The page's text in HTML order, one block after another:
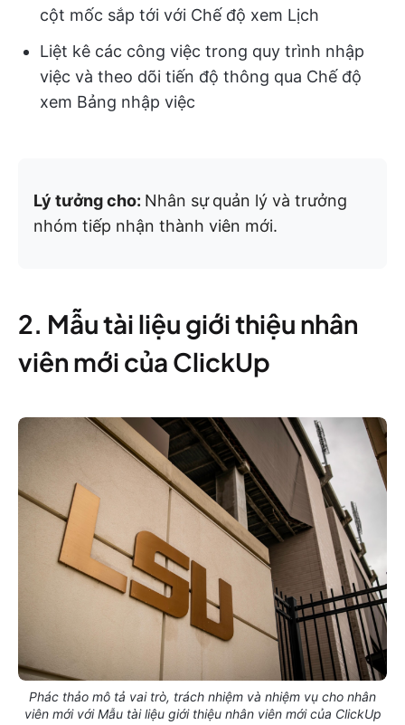
cột mốc sắp tới với Chế độ xem Lịch
Liệt kê các công việc trong quy trình nhập
việc và theo dõi tiến độ thông qua Chế độ
xem Bảng nhập việc
Lý tưởng cho: Nhân sự quản lý và trưởng
nhóm tiếp nhận thành viên mới.
2. Mẫu tài liệu giới thiệu nhân
viên mới của ClickUp
Phác thảo mô tả vai trò, trách nhiệm và nhiệm vụ cho nhân
viên mới với Mẫu tài liệu giới thiệu nhân viên mới của ClickUp